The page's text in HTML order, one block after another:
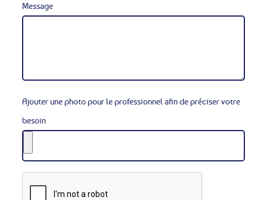
Message
Ajouter une photo pour le professionnel afin de préciser votre
besoin